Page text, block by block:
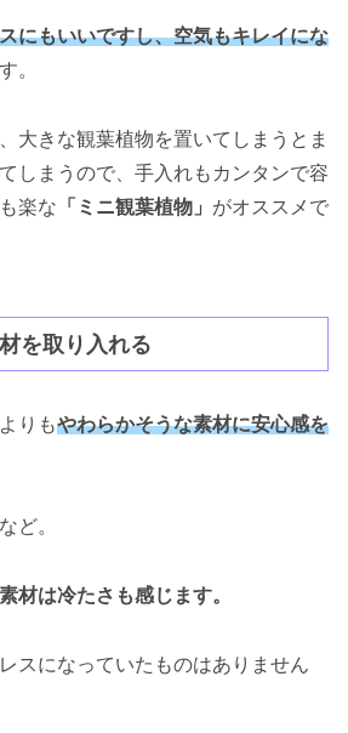
にもいいですし、空気もキレイにな
。
大きな観葉植物を置いてしまうとま
しまうので、手入れもカンタンで容
楽な 「ミニ観葉植物」 がオススメで
を取り入れる
りもやわらかそうな素材に安心感を
ど。
素材は冷たさも感じます。
スになっていたものはありません